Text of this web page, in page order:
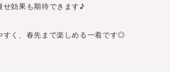
せ効果も期待できます♪
すく、春先まで楽しめる一着です◎